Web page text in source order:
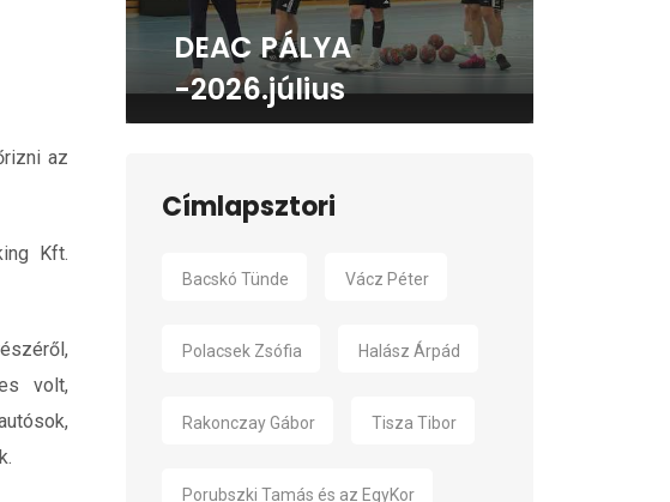
az
Kft.
volt,
DEAC PÁLYA
-2026.július
Címlapsztori
Bacskó Tünde Vácz Péter
Polacsek Zsófia Halász Árpád
Rakonczay Gábor Tisza Tibor
Porubszki Tamás és az EgyKor